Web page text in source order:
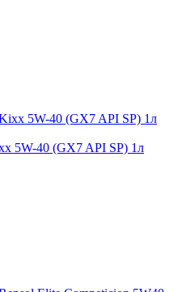
5W-40 (GX7 API SP) 1л